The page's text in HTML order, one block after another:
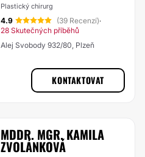
Plastický chirurg
4.9 (39 Recenzí)·
28 Skutečných příběhů
Alej Svobody 932/80, Plzeň
KONTAKTOVAT
MDDR. MGR. KAMILA
ZVOLÁNKOVÁ